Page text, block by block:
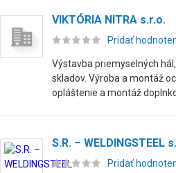
VIKTÓRIA NITRA s.r.o.
Pridať
Výstavba priemyselných
skladov. Výroba a montáž
opláštenie a montáž
S.R. – WELDINGSTEEL
Pridať